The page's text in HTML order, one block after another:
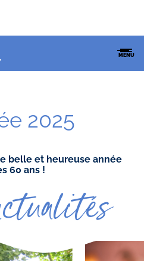
FORMATION
MENU
2025
belle et heureuse année
60 ans !